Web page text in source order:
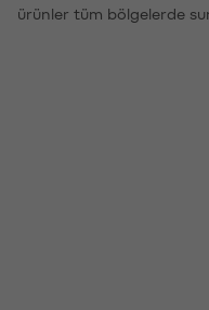
ürünler tüm bölgelerde